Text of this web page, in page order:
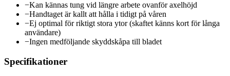
−Kan kännas tung vid längre arbete ovanför axelhöjd
−Handtaget är kallt att hålla i tidigt på våren
−Ej optimal för riktigt stora ytor (skaftet känns kort för långa
användare)
−Ingen medföljande skyddskåpa till bladet
Specifikationer